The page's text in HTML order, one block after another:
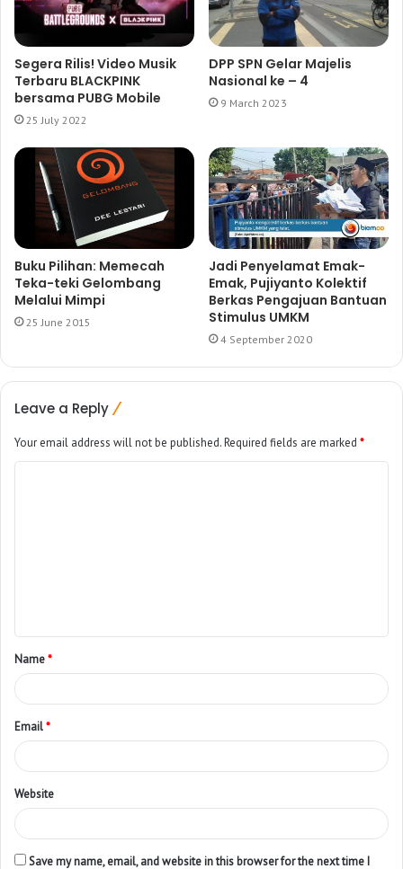
Segera Rilis! Video Musik
Terbaru BLACKPINK
bersama PUBG Mobile
25 July 2022
DPP SPN Gelar Majelis
Nasional ke – 4
9 March 2023
Buku Pilihan: Memecah
Teka-teki Gelombang
Melalui Mimpi
25 June 2015
Jadi Penyelamat Emak-
Emak, Pujiyanto Kolektif
Berkas Pengajuan Bantuan
Stimulus UMKM
4 September 2020
Leave a Reply
Your email address will not be published.Required fields are marked *
Name*
Email*
Website
Save my name, email, and website in this browser for the next time I